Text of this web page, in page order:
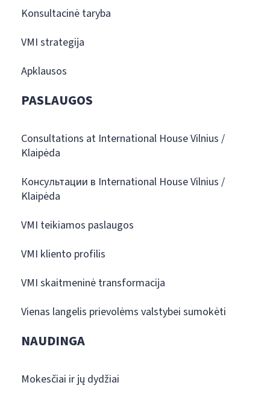
Konsultacinė taryba
VMI strategija
Apklausos
PASLAUGOS
Consultations at International House Vilnius /
Klaipėda
Консультации в International House Vilnius /
Klaipėda
VMI teikiamos paslaugos
VMI kliento profilis
VMI skaitmeninė transformacija
Vienas langelis prievolėms valstybei sumokėti
NAUDINGA
Mokesčiai ir jų dydžiai